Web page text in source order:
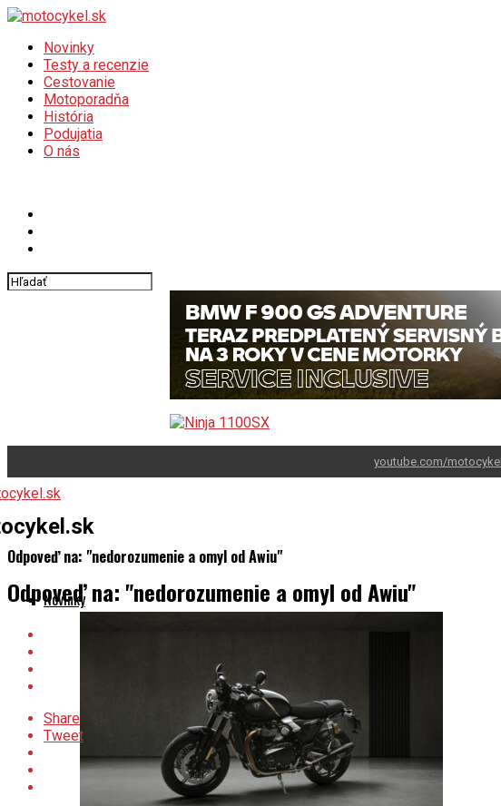
Novinky
Testy a recenzie
Cestovanie
Motoporadňa
História
Podujatia
O nás
youtube.com/motocykel
Odpoveď na: "nedorozumenie a omyl od Awiu"
Novinky
Odpoveď na: "nedorozumenie a omyl od Awiu"
Share
Tweet